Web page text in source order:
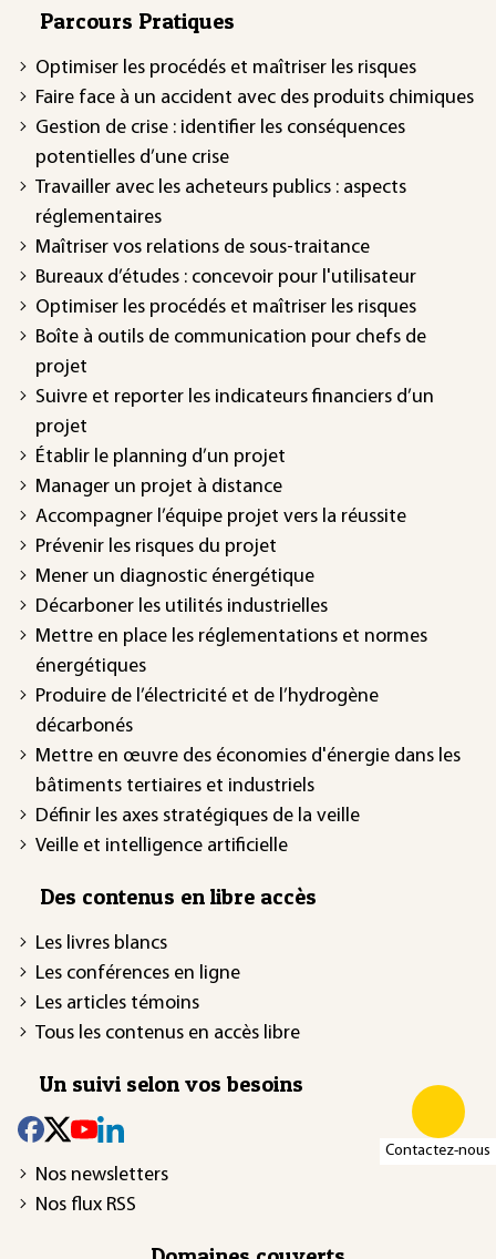
Contactez-nous
Parcours Pratiques
Optimiser les procédés et maîtriser les risques
Faire face à un accident avec des produits chimiques
Gestion de crise : identifier les conséquences
potentielles d’une crise
Travailler avec les acheteurs publics : aspects
réglementaires
Maîtriser vos relations de sous-traitance
Bureaux d’études : concevoir pour l'utilisateur
Optimiser les procédés et maîtriser les risques
Boîte à outils de communication pour chefs de
projet
Suivre et reporter les indicateurs financiers d’un
projet
Établir le planning d’un projet
Manager un projet à distance
Accompagner l’équipe projet vers la réussite
Prévenir les risques du projet
Mener un diagnostic énergétique
Décarboner les utilités industrielles
Mettre en place les réglementations et normes
énergétiques
Produire de l’électricité et de l’hydrogène
décarbonés
Mettre en œuvre des économies d'énergie dans les
bâtiments tertiaires et industriels
Définir les axes stratégiques de la veille
Veille et intelligence artificielle
Des contenus en libre accès
Les livres blancs
Les conférences en ligne
Les articles témoins
Tous les contenus en accès libre
Un suivi selon vos besoins
Nos newsletters
Nos flux RSS